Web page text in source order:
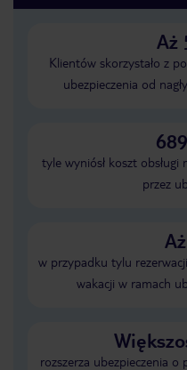
Aż
Klientów skorzystało z
ubezpieczenia od
tyle wyniósł koszt
przez
w przypadku tylu
wakacji w ramach
rozszerza ubezpieczenia o